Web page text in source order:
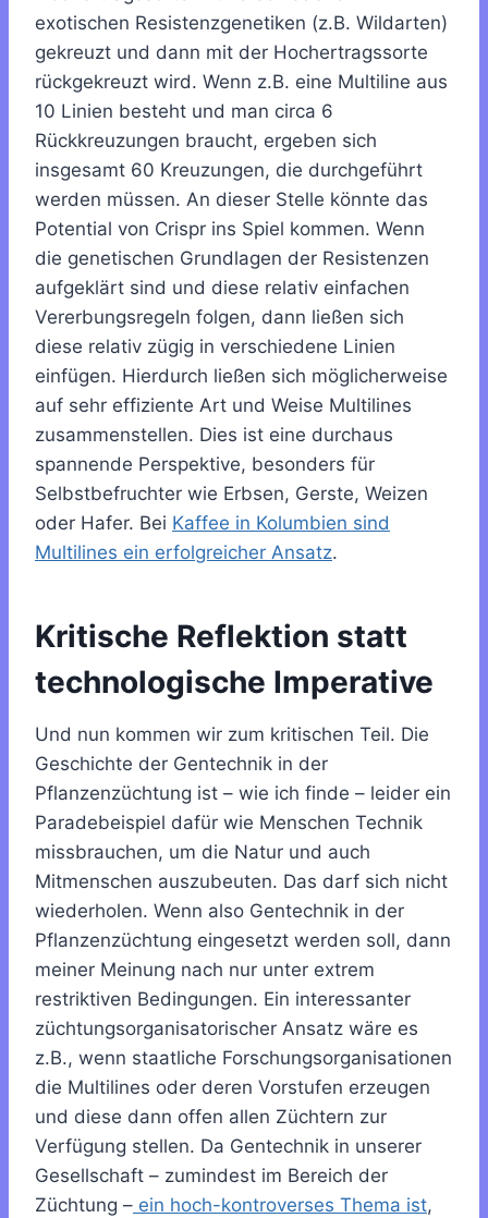
exotischen Resistenzgenetiken (z.B. Wildarten)
gekreuzt und dann mit der Hochertragssorte
rückgekreuzt wird. Wenn z.B. eine Multiline aus
10 Linien besteht und man circa 6
Rückkreuzungen braucht, ergeben sich
insgesamt 60 Kreuzungen, die durchgeführt
werden müssen. An dieser Stelle könnte das
Potential von Crispr ins Spiel kommen. Wenn
die genetischen Grundlagen der Resistenzen
aufgeklärt sind und diese relativ einfachen
Vererbungsregeln folgen, dann ließen sich
diese relativ zügig in verschiedene Linien
einfügen. Hierdurch ließen sich möglicherweise
auf sehr effiziente Art und Weise Multilines
zusammenstellen. Dies ist eine durchaus
spannende Perspektive, besonders für
Selbstbefruchter wie Erbsen, Gerste, Weizen
oder Hafer. Bei Kaffee in Kolumbien sind
Multilines ein erfolgreicher Ansatz.
Kritische Reflektion statt
technologische Imperative
Und nun kommen wir zum kritischen Teil. Die
Geschichte der Gentechnik in der
Pflanzenzüchtung ist – wie ich finde – leider ein
Paradebeispiel dafür wie Menschen Technik
missbrauchen, um die Natur und auch
Mitmenschen auszubeuten. Das darf sich nicht
wiederholen. Wenn also Gentechnik in der
Pflanzenzüchtung eingesetzt werden soll, dann
meiner Meinung nach nur unter extrem
restriktiven Bedingungen. Ein interessanter
züchtungsorganisatorischer Ansatz wäre es
z.B., wenn staatliche Forschungsorganisationen
die Multilines oder deren Vorstufen erzeugen
und diese dann offen allen Züchtern zur
Verfügung stellen. Da Gentechnik in unserer
Gesellschaft – zumindest im Bereich der
Züchtung – ein hoch-kontroverses Thema ist,